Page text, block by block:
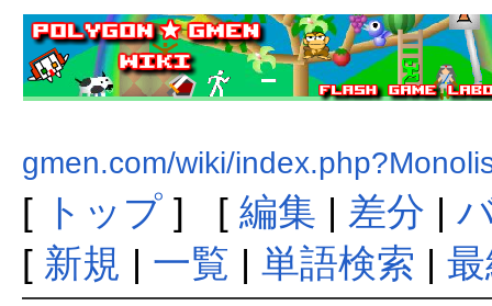
gmen.com/wiki/
[ トップ] [ 編集 | 差分 |
[ 新規 | 一覧 | 単語検索 |